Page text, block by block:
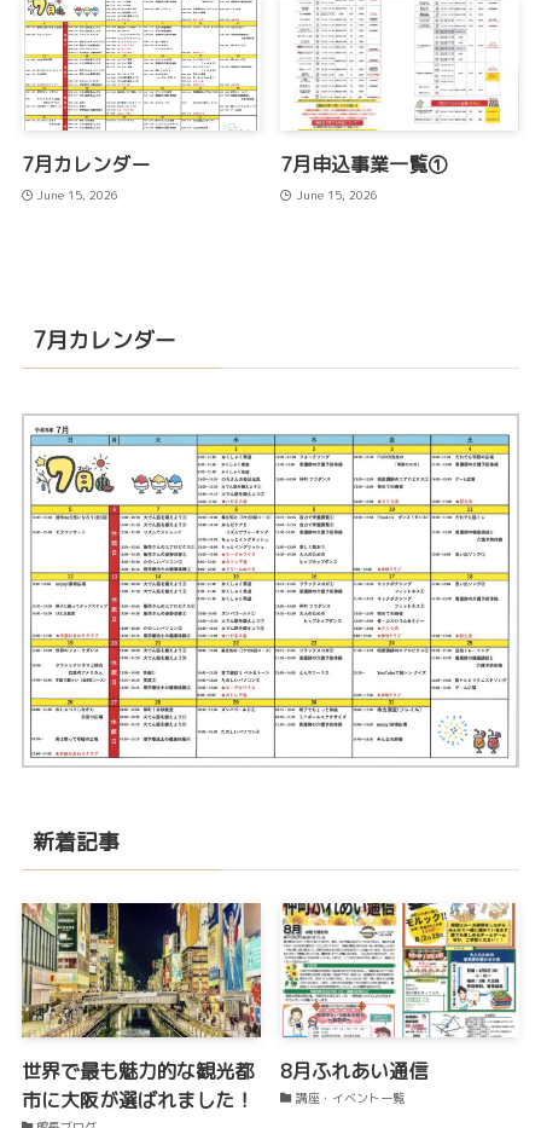
7月カレンダー
June 15, 2026
7月申込事業一覧①
June 15, 2026
7月カレンダー
新着記事
世界で最も魅力的な観光都
市に大阪が選ばれました！
8月ふれあい通信
講座・イベント一覧